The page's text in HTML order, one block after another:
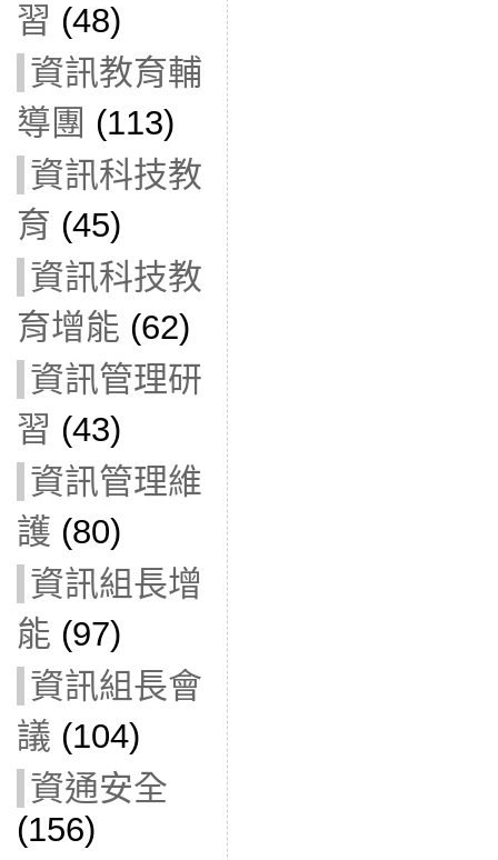
習 (48)
資訊教育輔
導團 (113)
資訊科技教
育 (45)
資訊科技教
育增能 (62)
資訊管理研
習 (43)
資訊管理維
護 (80)
資訊組長增
能 (97)
資訊組長會
議 (104)
資通安全
(156)